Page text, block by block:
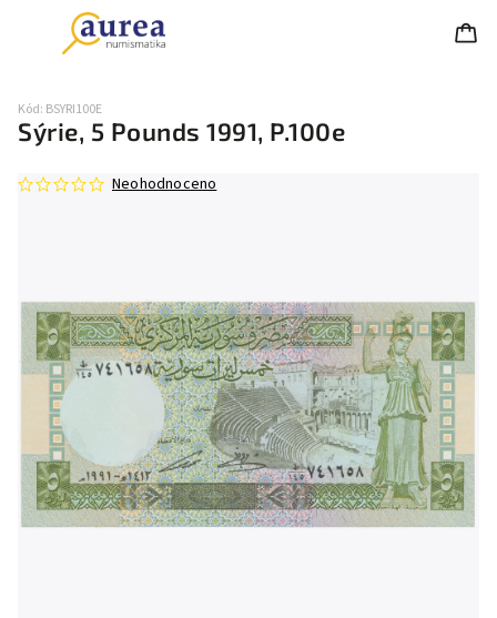
Sýrie, 5 Pounds 1991, P.100e
Kód: BSYRI100E
Neohodnoceno